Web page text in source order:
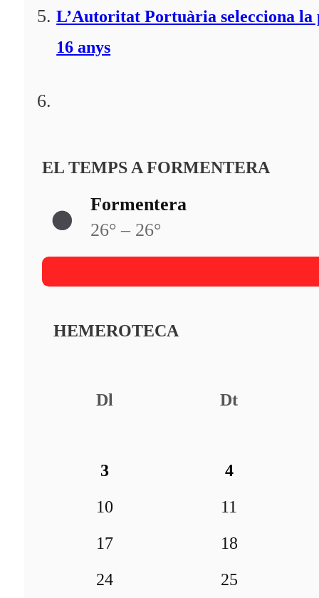
L’Autoritat Portuària selecciona
16 anys
EL TEMPS A FORMENTERA
Formentera
26° – 26°
HEMEROTECA
Dl Dt
3
4
10
11
17
18
24
25